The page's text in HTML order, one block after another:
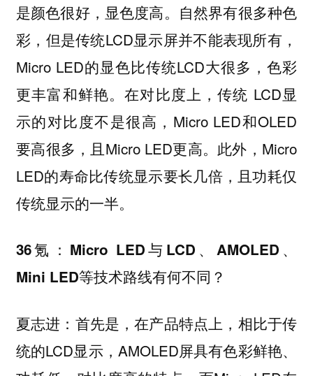
是颜色很好，显色度高。自然界有很多种色
彩，但是传统LCD显示屏并不能表现所有，
Micro LED的显色比传统LCD大很多，色彩
更丰富和鲜艳。在对比度上，传统 LCD显
示的对比度不是很高，Micro LED和OLED
要高很多，且Micro LED更高。此外，Micro
LED的寿命比传统显示要长几倍，且功耗仅
传统显示的一半。
36氪：Micro LED与LCD、AMOLED、
Mini LED等技术路线有何不同？
夏志进：首先是，在产品特点上，相比于传
统的LCD显示，AMOLED屏具有色彩鲜艳、